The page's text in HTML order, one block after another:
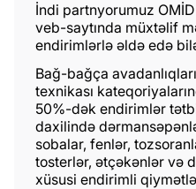
İndi partnyorumuz
veb-saytında müxtəlif
endirimlərlə əldə edə
Bağ-bağça
texnikası
50%-dək endirimlər
daxilində
sobalar, fenlər,
tosterlər, ətçəkənlər və
xüsusi endirimli